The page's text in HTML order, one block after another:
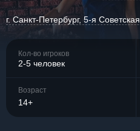
г. Санкт-Петербург, 5-я
Кол-во игроков
2-5 человек
Возраст
14+